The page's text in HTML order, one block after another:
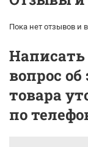
Пока нет отзывов и
Написать
вопрос
товара
по